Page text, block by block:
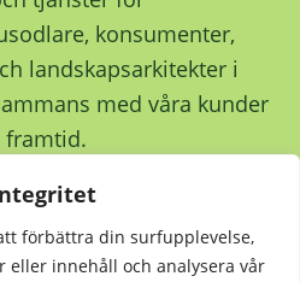
förbättra din surfupplevelse,
eller innehåll och analysera vår
konsumenter,
landskapsarkitekter i
med våra kunder
framtid.